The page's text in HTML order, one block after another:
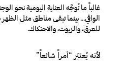
غالباً ما تُوجَّه العناية اليومية نحو
الواقي… بينما تبقى مناطق مثل
للعرق، والزيوت، والاحتكاك.
لأنه يُعتبَر “أمراً شائعاً”